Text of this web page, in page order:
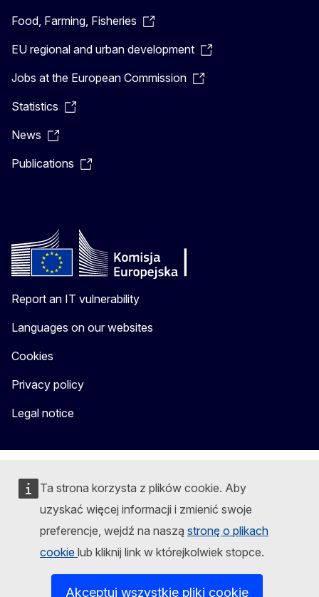
Ta strona korzysta z plików cookie. Aby
uzyskać więcej informacji i zmienić swoje
preferencje, wejdź na naszą stronę o plikach
cookie lub kliknij link w którejkolwiek stopce.
Akceptuj wszystkie pliki cookie
Food, Farming, Fisheries
EU regional and urban development
Jobs at the European Commission
Statistics
News
Publications
Report an IT vulnerability
Languages on our websites
Cookies
Privacy policy
Legal notice